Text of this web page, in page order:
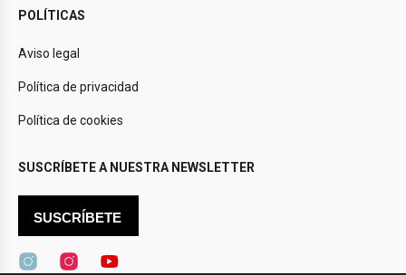
POLÍTICAS
Aviso legal
Política de privacidad
Política de cookies
SUSCRÍBETE A NUESTRA NEWSLETTER
SUSCRÍBETE